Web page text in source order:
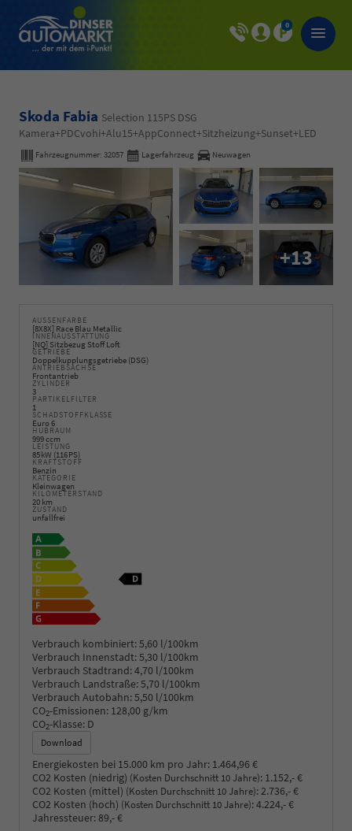
0
Skoda Fabia Selection 115PS DSG
Kamera+PDCvohi+Alu15+AppConnect+Sitzheizung+Sunset+LED
Fahrzeugnummer: 32057 Lagerfahrzeug Neuwagen
+13
AUSSENFARBE
[8X8X] Race Blau Metallic
INNENAUSSTATTUNG
[NQ] Sitzbezug Stoff Loft
GETRIEBE
Doppelkupplungsgetriebe (DSG)
ANTRIEBSACHSE
Frontantrieb
ZYLINDER
3
PARTIKELFILTER
1
SCHADSTOFFKLASSE
Euro 6
HUBRAUM
999 ccm
LEISTUNG
85 kW (116 PS)
KRAFTSTOFF
Benzin
KATEGORIE
Kleinwagen
KILOMETERSTAND
20 km
ZUSTAND
unfallfrei
Verbrauch kombiniert:5,60 l/100km
Verbrauch Innenstadt:5,30 l/100km
Verbrauch Stadtrand:4,70 l/100km
Verbrauch Landstraße:5,70 l/100km
Verbrauch Autobahn:5,50 l/100km
CO2-Emissionen: 128,00 g/km
CO2-Klasse: D
Download
Energiekosten bei 15.000 km pro Jahr: 1.464,96 €
CO2 Kosten (niedrig) (Kosten Durchschnitt 10 Jahre): 1.152,- €
CO2 Kosten (mittel) (Kosten Durchschnitt 10 Jahre): 2.736,- €
CO2 Kosten (hoch) (Kosten Durchschnitt 10 Jahre):4.224,- €
Jahressteuer:89,- €